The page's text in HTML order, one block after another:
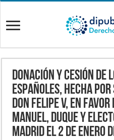
Donación y cesión de
españoles, hecha
don Felipe V, en
Manuel, duque y
Madrid el 2 de enero